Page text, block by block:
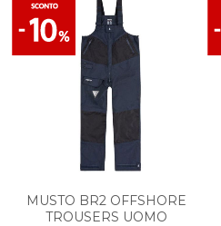
MUSTO BR2 OFFSHORE
TROUSERS UOMO